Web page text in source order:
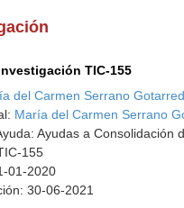
TIC-155
del Carmen Serrano
María del Carmen Serrano
Ayudas a Consolidación
155
01-2020
30-06-2021